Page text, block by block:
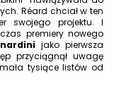
Réard chciał w ten
swojego projektu. I
premiery nowego
jako pierwsza
przyciągnął uwagę
tysiące listów od